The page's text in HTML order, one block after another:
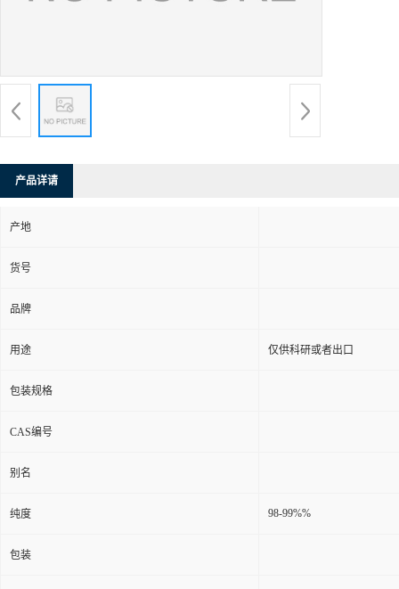
产品详请
产地
货号
品牌
用途 仅供科研或者出口
包装规格
CAS编号
别名
纯度 98-99%%
包装